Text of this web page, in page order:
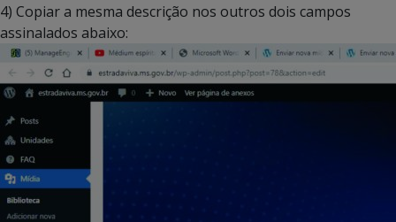
4) Copiar a mesma descrição nos outros dois campos
assinalados abaixo: